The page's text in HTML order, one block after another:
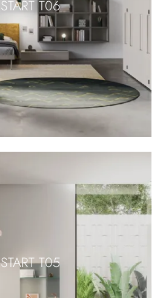
START T06
START T05